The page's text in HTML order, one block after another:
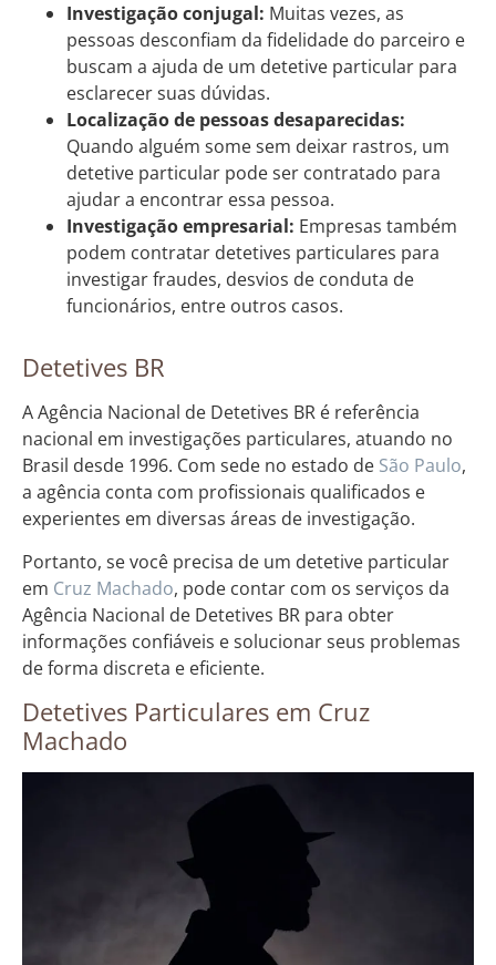
Investigação conjugal: Muitas vezes, as
pessoas desconfiam da fidelidade do parceiro e
buscam a ajuda de um detetive particular para
esclarecer suas dúvidas.
Localização de pessoas desaparecidas:
Quando alguém some sem deixar rastros, um
detetive particular pode ser contratado para
ajudar a encontrar essa pessoa.
Investigação empresarial: Empresas também
podem contratar detetives particulares para
investigar fraudes, desvios de conduta de
funcionários, entre outros casos.
Detetives BR
A Agência Nacional de Detetives BR é referência
nacional em investigações particulares, atuando no
Brasil desde 1996. Com sede no estado de São Paulo,
a agência conta com profissionais qualificados e
experientes em diversas áreas de investigação.
Portanto, se você precisa de um detetive particular
em Cruz Machado, pode contar com os serviços da
Agência Nacional de Detetives BR para obter
informações confiáveis e solucionar seus problemas
de forma discreta e eficiente.
Detetives Particulares em Cruz
Machado